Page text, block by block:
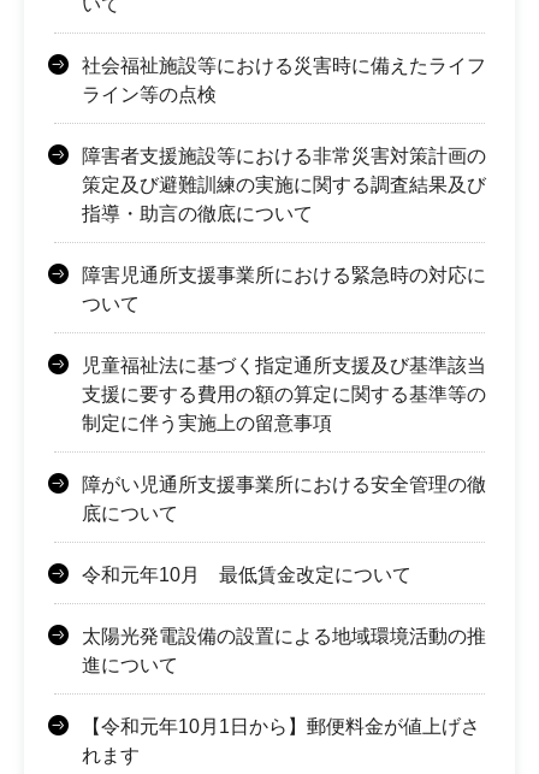
いて
社会福祉施設等における災害時に備えたライフ
ライン等の点検
障害者支援施設等における非常災害対策計画の
策定及び避難訓練の実施に関する調査結果及び
指導・助言の徹底について
障害児通所支援事業所における緊急時の対応に
ついて
児童福祉法に基づく指定通所支援及び基準該当
支援に要する費用の額の算定に関する基準等の
制定に伴う実施上の留意事項
障がい児通所支援事業所における安全管理の徹
底について
令和元年10月 最低賃金改定について
太陽光発電設備の設置による地域環境活動の推
進について
【令和元年10月1日から】郵便料金が値上げさ
れます